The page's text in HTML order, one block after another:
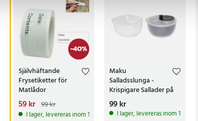
-40%
Självhäftande
Frysetiketter för
Matlådor
Nuvarande pris
59 krTidigare pris:99 kr
59 kr 99 kr
I lager, levereras inom 1-2 vardagar
Maku
Salladsslunga -
Krispigare Sallader på
Nolltid
Pris:99 kr
99 kr
I lager, levereras inom 1-2